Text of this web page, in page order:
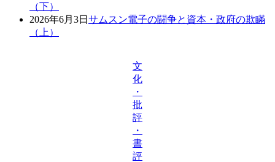
（下）
2026年6月3日 サムスン電子の闘争と資本・政府の欺瞞
（上）
文
化
・
批
評
・
書
評